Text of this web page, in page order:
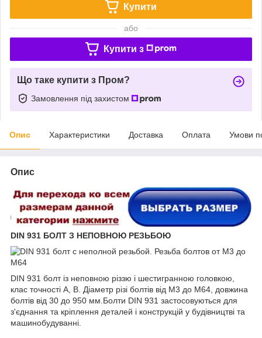
Купити
або
Купити з
Що таке купити з Пром?
Замовлення під захистом
Опис Характеристики Доставка Оплата Умови
Опис
DIN 931 БОЛТ З НЕПОВНОЮ РЕЗЬБОЮ
DIN 931 болт із неповною різзю і шестигранною головкою,
клас точності A, B. Діаметр різі болтів від М3 до М64, довжина
болтів від 30 до 950 мм.Болти DIN 931 застосовуються для
з'єднання та кріплення деталей і конструкцій у будівництві та
машинобудуванні.